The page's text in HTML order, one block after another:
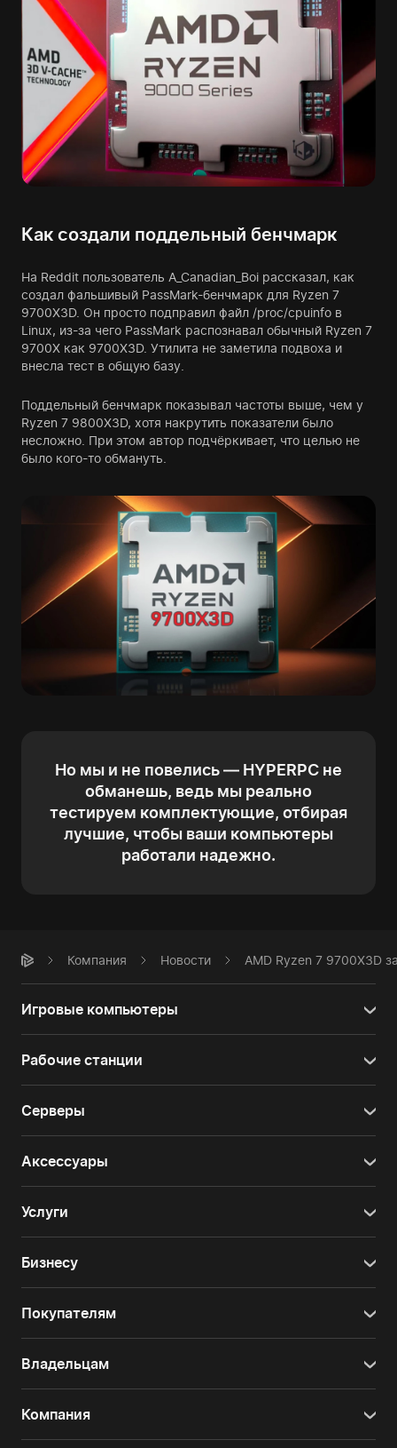
Как создали поддельный бенчмарк
На Reddit пользователь A_Canadian_Boi рассказал, как
создал фальшивый PassMark-бенчмарк для Ryzen 7
9700X3D. Он просто подправил файл /proc/cpuinfo в
Linux, из-за чего PassMark распознавал обычный Ryzen 7
9700X как 9700X3D. Утилита не заметила подвоха и
внесла тест в общую базу.
Поддельный бенчмарк показывал частоты выше, чем у
Ryzen 7 9800X3D, хотя накрутить показатели было
несложно. При этом автор подчёркивает, что целью не
было кого-то обмануть.
Но мы и не повелись — HYPERPC не
обманешь, ведь мы реально
тестируем комплектующие, отбирая
лучшие, чтобы ваши компьютеры
работали надежно.
Компания Новости AMD Ryzen 7 9700X3D
Игровые компьютеры
Рабочие станции
Серверы
Аксессуары
Услуги
Бизнесу
Покупателям
Владельцам
Компания